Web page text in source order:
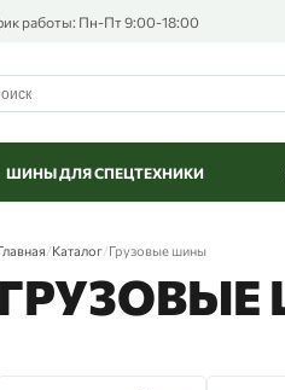
работы: Пн-Пт 9:00-18:00
ШИНЫ ДЛЯ СПЕЦТЕХНИКИ
/Каталог/Грузовые шины